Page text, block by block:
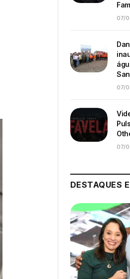
07/
07/
07/
DESTAQUES